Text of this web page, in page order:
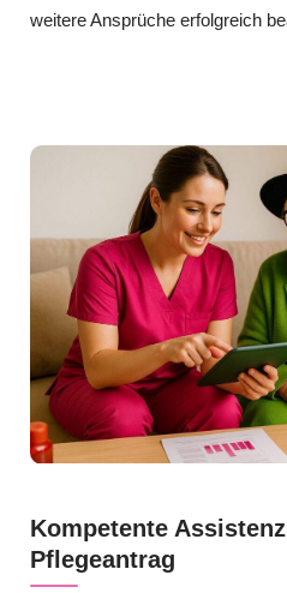
weitere Ansprüche erfolgreich
Kompetente
Pflegeantrag